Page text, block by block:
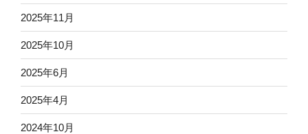
2025年11月
2025年10月
2025年6月
2025年4月
2024年10月